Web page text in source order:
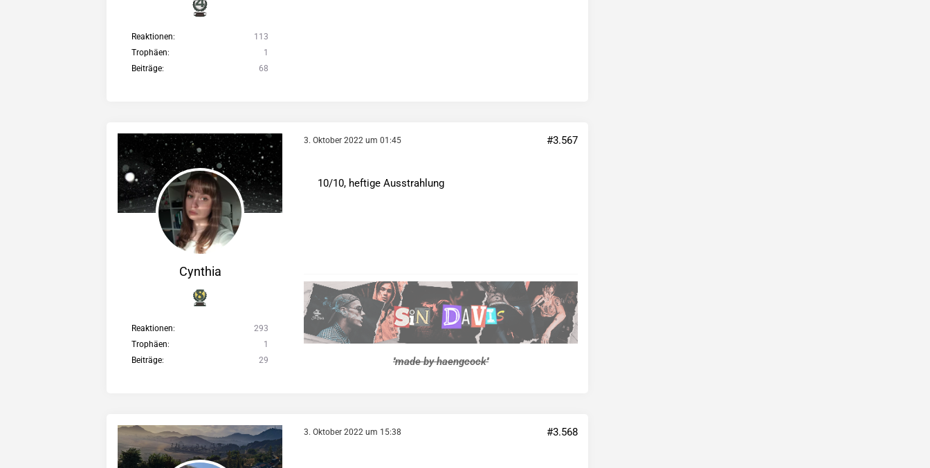
Reaktionen
113
Trophäen
1
Beiträge
68
Cynthia
Reaktionen
293
Trophäen
1
Beiträge
29
3. Oktober 2022 um 01:45 #3.567
10/10, heftige Ausstrahlung
''made by haengcock''
3. Oktober 2022 um 15:38 #3.568